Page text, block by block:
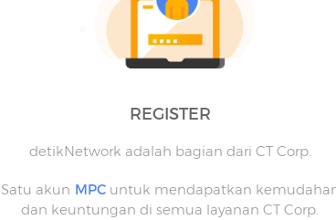
REGISTER
detikNetwork adalah bagian dari CT Corp.
Satu akun MPCuntuk mendapatkan
dan keuntungan di semua layanan CT Corp.